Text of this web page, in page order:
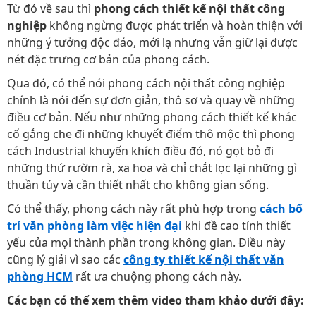
Từ đó về sau thì phong cách thiết kế nội thất công
nghiệp không ngừng được phát triển và hoàn thiện với
những ý tưởng độc đáo, mới lạ nhưng vẫn giữ lại được
nét đặc trưng cơ bản của phong cách.
Qua đó, có thể nói phong cách nội thất công nghiệp
chính là nói đến sự đơn giản, thô sơ và quay về những
điều cơ bản. Nếu như những phong cách thiết kế khác
cố gắng che đi những khuyết điểm thô mộc thì phong
cách Industrial khuyến khích điều đó, nó gọt bỏ đi
những thứ rườm rà, xa hoa và chỉ chắt lọc lại những gì
thuần túy và cần thiết nhất cho không gian sống.
Có thể thấy, phong cách này rất phù hợp trong cách bố
trí văn phòng làm việc hiện đại khi đề cao tính thiết
yếu của mọi thành phần trong không gian. Điều này
cũng lý giải vì sao các công ty thiết kế nội thất văn
phòng HCM rất ưa chuộng phong cách này.
Các bạn có thể xem thêm video tham khảo dưới đây: